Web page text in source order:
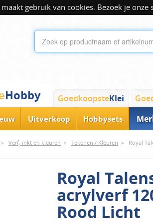
gebruik van cookies. Bezoek je
Hobby GoedkoopsteKlei
Uitverkoop Hobbysets
» Verf, inkt en kleuren » Tekenen / Kleuren » Royal
Royal
acrylverf
Rood Licht